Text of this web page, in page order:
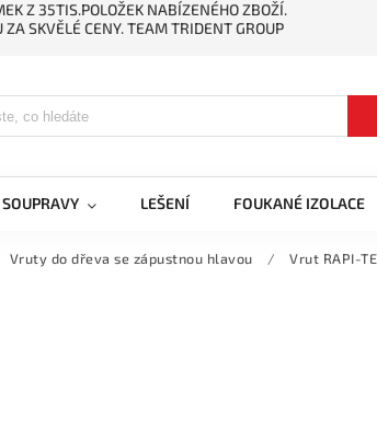
Z 35TIS.POLOŽEK NABÍZENÉHO ZBOŽÍ.
SKVĚLÉ CENY. TEAM TRIDENT GROUP
LEŠENÍ FOUKANÉ IZOLACE
Vruty do dřeva se zápustnou hlavou / Vrut RAPI-